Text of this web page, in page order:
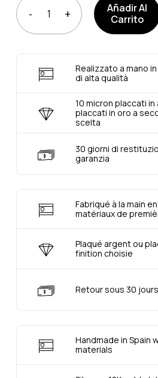
Añadir Al
Carrito
Realizzato a mano
di alta qualità
10 micron placcati
placcati in oro a
scelta
30 giorni di
garanzia
Fabriqué à la main
matériaux de
Plaqué argent ou
finition choisie
Retour sous 30
Handmade in Spain
materials